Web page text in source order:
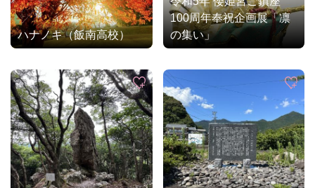
ハナノキ（飯南高校）
100周年奉祝企画展「凛
の集い」